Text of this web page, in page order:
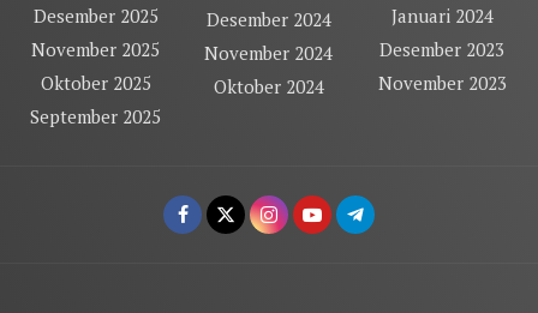
Desember 2025
November 2025
Oktober 2025
September 2025
Desember 2024
November 2024
Oktober 2024
Januari 2024
Desember 2023
November 2023